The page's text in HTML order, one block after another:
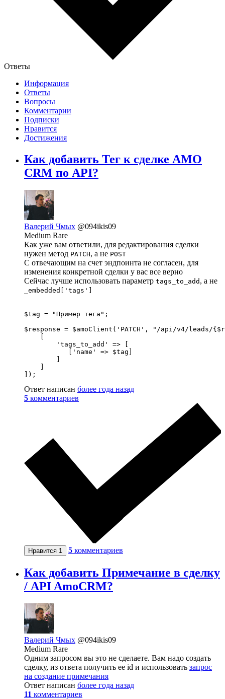
Ответы
Информация
Ответы
Вопросы
Комментарии
Подписки
Нравится
Достижения
Как добавить Тег к сделке AMO
CRM по API?
Валерий Чмых @094ikis09
Medium Rare
Как уже вам ответили, для редактирования сделки
нужен метод PATCH, а не POST
С отвечающим на счет эндпоинта не согласен, для
изменения конкретной сделки у вас все верно
Сейчас лучше использовать параметр tags_to_add , а не
_embedded['tags']
$tag = "Пример тега";
$response = $amoClient('PATCH', "/api/v4/
        'tags_to_add' => [
           ['name' => $tag]
]);
Ответ написан более года назад
5 комментариев
Нравится 1 5 комментариев
Как добавить Примечание в сделку
/ API AmoCRM?
Валерий Чмых @094ikis09
Medium Rare
Одним запросом вы это не сделаете. Вам надо создать
сделку, из ответа получить ее id и использовать запрос
на создание примечания
Ответ написан более года назад
11 комментариев